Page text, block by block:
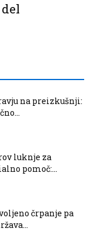
na preizkušnji:
luknje za
pomoč:...
črpanje pa